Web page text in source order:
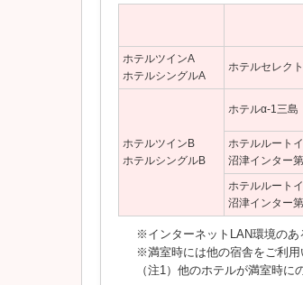
ホテルツインA
ホテルシングルA
ホテルセレク
ホテルツインB
ホテルシングルB
ホテルα-1三島
ホテルルート
沼津インター
ホテルルート
沼津インター
※インターネットLAN環境のあ
※満室時には他の宿舎をご利用
（注1）他のホテルが満室時に